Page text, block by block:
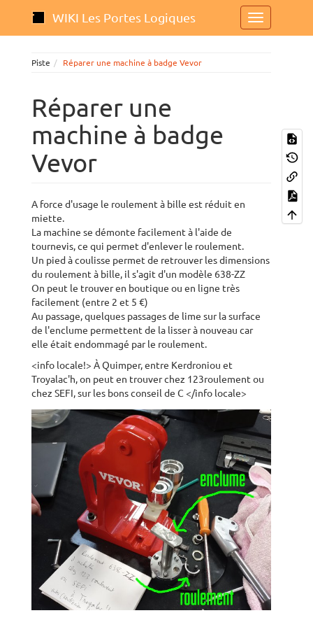
WIKI Les Portes Logiques
Piste Réparer une machine à badge Vevor
Réparer une
machine à badge
Vevor
A force d'usage le roulement à bille est réduit en
miette.
La machine se démonte facilement à l'aide de
tournevis, ce qui permet d'enlever le roulement.
Un pied à coulisse permet de retrouver les dimensions
du roulement à bille, il s'agit d'un modèle 638-ZZ
On peut le trouver en boutique ou en ligne très
facilement (entre 2 et 5 €)
Au passage, quelques passages de lime sur la surface
de l'enclume permettent de la lisser à nouveau car
elle était endommagé par le roulement.
<info locale!> À Quimper, entre Kerdroniou et
Troyalac'h, on peut en trouver chez 123roulement ou
chez SEFI, sur les bons conseil de C </info locale>